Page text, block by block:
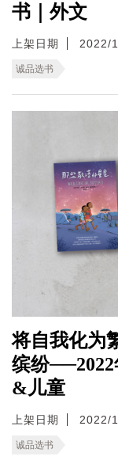
书｜外文
上架日期 2022/
诚品选书
将自我化为
缤纷
&儿童
上架日期 2022/
诚品选书